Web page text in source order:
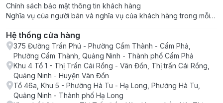
quản thực phẩm
Dung tích 550 lít phù hợp nhu
cầu bảo quản thực phẩm cho
gia đình trên 5 người
Tủ lạnh Panasonic NR-DZ601YGKV
có dung tích dự
trữ lên đến 550 lít phù hợp với những gia đình lớn có từ
Chính sách bảo mật thông tin khách hàng
Nghĩa vụ của người bán và nghĩa vụ của khách hàng trong mỗi
Hệ thống cửa hàng
375 Đường Trần Phú - Phường Cẩm Thành - Cẩm Phả,
Phường Cẩm Thành, Quảng Ninh - Thành phố Cẩm Phả
Khu 4 Tổ 1 - Thị Trấn Cái Rồng - Vân Đồn, Thị trấn Cái Rồng,
Quảng Ninh - Huyện Vân Đồn
Tổ 46a, Khu 5 - Phường Hà Tu - Hạ Long, Phường Hà Tu,
Quảng Ninh - Thành phố Hạ Long